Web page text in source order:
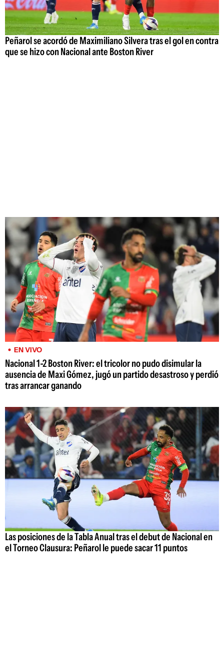
Peñarol se acordó de Maximiliano Silvera tras el gol en contra
que se hizo con Nacional ante Boston River
EN VIVO
Nacional 1-2 Boston River: el tricolor no pudo disimular la
ausencia de Maxi Gómez, jugó un partido desastroso y perdió
tras arrancar ganando
Las posiciones de la Tabla Anual tras el debut de Nacional en
el Torneo Clausura: Peñarol le puede sacar 11 puntos